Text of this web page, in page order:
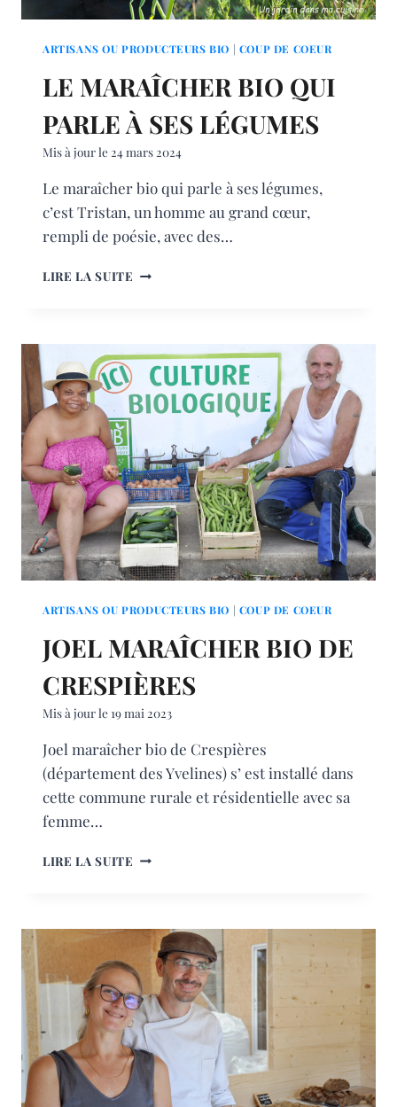
ARTISANS OU PRODUCTEURS BIO | COUP DE COEUR
LE MARAÎCHER BIO QUI
PARLE À SES LÉGUMES
Mis à jour le 24 mars 2024
Le maraîcher bio qui parle à ses légumes,
c’est Tristan, un homme au grand cœur,
rempli de poésie, avec des…
LIRE LA SUITE LE
À
SES
LÉGUMES
ARTISANS OU PRODUCTEURS BIO | COUP DE COEUR
JOEL MARAÎCHER BIO DE
CRESPIÈRES
Mis à jour le 19 mai 2023
Joel maraîcher bio de Crespières
(département des Yvelines) s’ est installé dans
cette commune rurale et résidentielle avec sa
femme…
LIRE LA SUITE JOEL
CRESPIÈRES